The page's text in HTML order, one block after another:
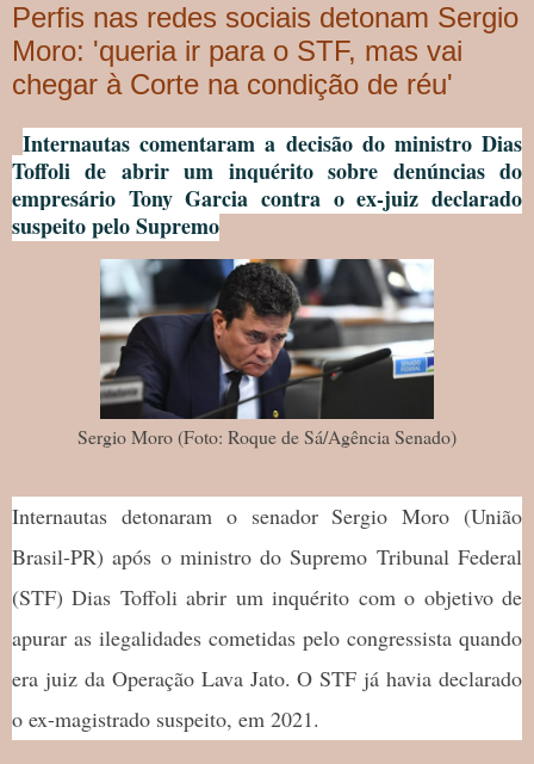
Perfis nas redes sociais detonam Sergio
Moro: 'queria ir para o STF, mas vai
chegar à Corte na condição de réu'
Internautas comentaram a decisão do ministro Dias
Toffoli de abrir um inquérito sobre denúncias do
empresário Tony Garcia contra o ex-juiz declarado
suspeito pelo Supremo
Sergio Moro (Foto: Roque de Sá/Agência Senado)
Internautas detonaram o senador Sergio Moro (União
Brasil-PR) após o ministro do Supremo Tribunal Federal
(STF) Dias Toffoli abrir um inquérito com o objetivo de
apurar as ilegalidades cometidas pelo congressista quando
era juiz da Operação Lava Jato. O STF já havia declarado
o ex-magistrado suspeito, em 2021.